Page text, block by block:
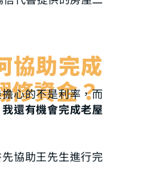
協助完成
修資金？
心的不是利率，而
還有機會完成老屋
協助王先生進行完